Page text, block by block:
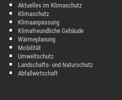
Aktuelles im Klimaschutz
Klimaschutz
Klimaanpassung
Klimafreundliche Gebäude
Wärmeplanung
Mobilität
Umweltschutz
Landschafts- und Naturschutz
Abfallwirtschaft